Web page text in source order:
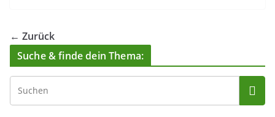
← Zurück
Suche & finde dein Thema: